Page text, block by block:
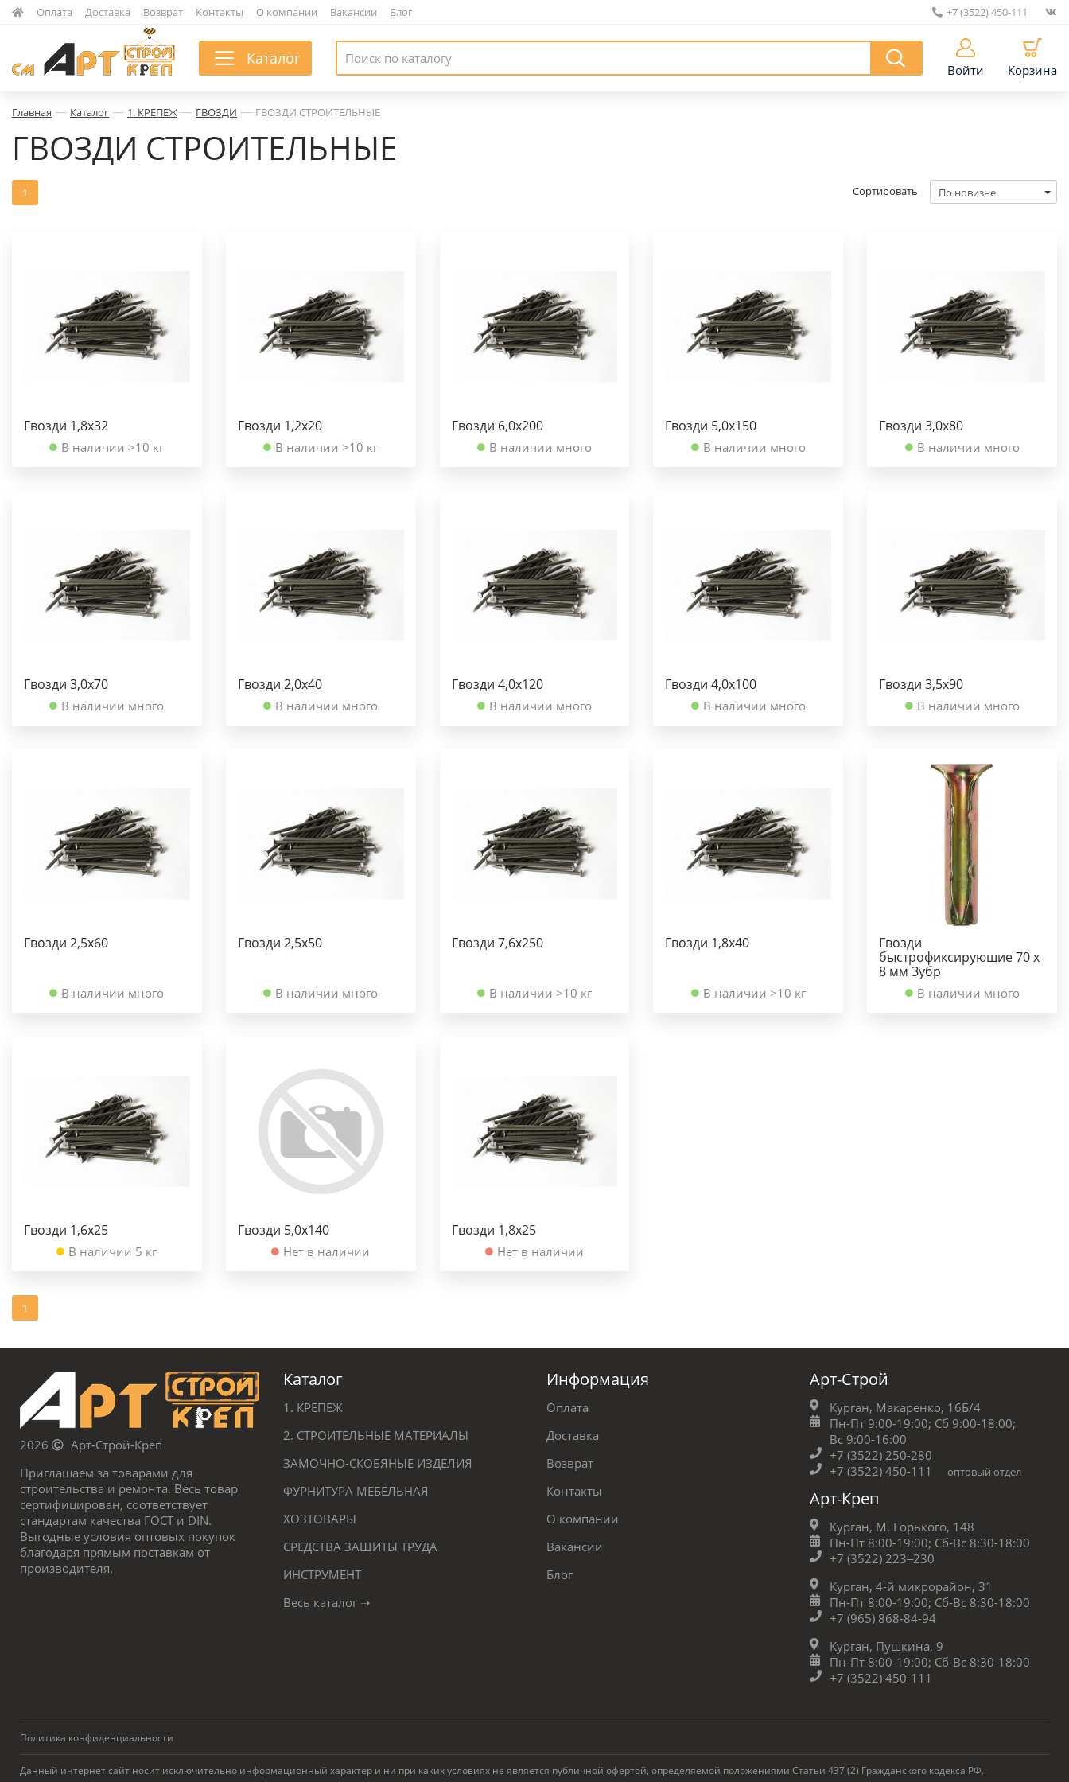
Оплата Доставка Возврат Контакты О компании Вакансии Блог +7 (3522) 450-111
Каталог
Войти Корзина
Главная — Каталог — 1. КРЕПЕЖ — ГВОЗДИ — ГВОЗДИ СТРОИТЕЛЬНЫЕ
ГВОЗДИ СТРОИТЕЛЬНЫЕ
1 Сортировать
Гвозди 1,8х32
В наличии >10 кг
Гвозди 1,2х20
В наличии >10 кг
Гвозди 6,0х200
В наличии много
Гвозди 5,0х150
В наличии много
Гвозди 3,0х80
В наличии много
Гвозди 3,0х70
В наличии много
Гвозди 2,0х40
В наличии много
Гвозди 4,0х120
В наличии много
Гвозди 4,0х100
В наличии много
Гвозди 3,5х90
В наличии много
Гвозди 2,5х60
В наличии много
Гвозди 2,5х50
В наличии много
Гвозди 7,6х250
В наличии >10 кг
Гвозди 1,8х40
В наличии >10 кг
Гвозди
быстрофиксирующие 70 x
8 мм Зубр
В наличии много
Гвозди 1,6х25
В наличии 5 кг
Гвозди 5,0х140
Нет в наличии
Гвозди 1,8х25
Нет в наличии
1
2026
Арт-Строй-Креп
Приглашаем за товарами для
строительства и ремонта. Весь товар
сертифицирован, соответствует
стандартам качества ГОСТ и DIN.
Выгодные условия оптовых покупок
благодаря прямым поставкам от
производителя.
Каталог
1. КРЕПЕЖ
2. СТРОИТЕЛЬНЫЕ МАТЕРИАЛЫ
ЗАМОЧНО-СКОБЯНЫЕ ИЗДЕЛИЯ
ФУРНИТУРА МЕБЕЛЬНАЯ
ХОЗТОВАРЫ
СРЕДСТВА ЗАЩИТЫ ТРУДА
ИНСТРУМЕНТ
Весь каталог ➝
Информация
Оплата
Доставка
Возврат
Контакты
О компании
Вакансии
Блог
Арт-Строй
Курган, Макаренко, 16Б/4
Пн-Пт 9:00-19:00; Сб 9:00-18:00;
Вс 9:00-16:00
+7 (3522) 250-280
+7 (3522) 450-111
оптовый отдел
Арт-Креп
Курган, М. Горького, 148
Пн-Пт 8:00-19:00; Сб-Вс 8:30-18:00
+7 (3522) 223‒230
Курган, 4-й микрорайон, 31
Пн-Пт 8:00-19:00; Сб-Вс 8:30-18:00
+7 (965) 868-84-94
Курган, Пушкина, 9
Пн-Пт 8:00-19:00; Сб-Вс 8:30-18:00
+7 (3522) 450-111
Политика конфиденциальности
Данный интернет сайт носит исключительно информационный характер и ни при каких условиях не является публичной офертой, определяемой положениями Статьи 437 (2) Гражданского кодекса РФ.